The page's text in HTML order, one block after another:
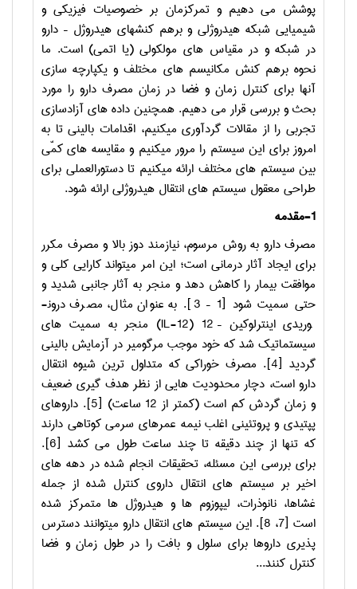
پوشش می­ دهیم و تمرکزمان بر خصوصیات فیزیکی و
شیمیایی شبکه هیدروژلی و برهم ­کنش­های هیدروژل – دارو
در شبکه و در مقیاس­ های مولکولی (یا اتمی) است. ما
نحوه برهم ­کنش مکانیسم ­های مختلف و یکپارچه ­سازی
آنها برای کنترل زمان و فضا در زمان مصرف دارو را مورد
بحث و بررسی قرار می ­دهیم. همچنین داده ­های آزادسازی
تجربی را از مقالات گردآوری می­کنیم، اقدامات بالینی تا به
امروز برای این سیستم را مرور می­کنیم و مقایسه ­های کمّی
بین سیستم ­های مختلف ارائه می­کنیم تا دستورالعملی برای
طراحی معقول سیستم­ های انتقال هیدروژلی ارائه شود.
1-مقدمه
مصرف دارو به روش مرسوم، نیازمند دوز بالا و مصرف مکرر
برای ایجاد آثار درمانی است؛ این امر می­تواند کارایی کلی و
موافقت بیمار را کاهش دهد و منجر به آثار جانبی شدید و
حتی سمیت شود [1 – 3]. به عنوان مثال، مصرف درون­
وریدی اینترلوکین – 12 (
IL-12) منجر به سمیت­ های
سیستماتیک شد که خود موجب مرگ­ومیر در آزمایش بالینی
گردید [4]. مصرف خوراکی که متداول ترین شیوه انتقال
دارو است، دچار محدودیت­ هایی از نظر هدف­ گیری ضعیف
و زمان گردش کم است (کمتر از 12 ساعت) [5]. داروهای
پپتیدی و پروتئینی اغلب نیمه ­عمرهای سرمی کوتاهی دارند
که تنها از چند دقیقه تا چند ساعت طول می ­کشد [6].
برای بررسی این مسئله، تحقیقات انجام شده در دهه­ های
اخیر بر سیستم ­های انتقال داروی کنترل شده از جمله
غشاها، نانوذرات، لیپوزوم ­ها و هیدروژل­ ها متمرکز شده
است [7، 8]. این سیستم­ های انتقال دارو می­توانند دسترس
­پذیری داروها برای سلول و بافت را در طول زمان و فضا
کنترل کنند...